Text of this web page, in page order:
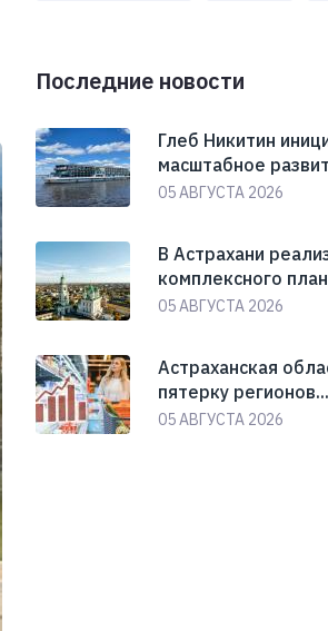
Последние новости
Глеб Никитин
масштабное
05 АВГУСТА 2026
В Астрахани
комплексного
05 АВГУСТА 2026
Астраханская
пятерку регионов...
05 АВГУСТА 2026